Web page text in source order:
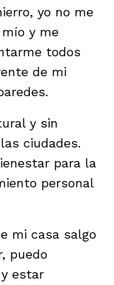
yo no me
y me
todos
de mi
y sin
ciudades.
para la
personal
mi casa salgo
puedo
estar